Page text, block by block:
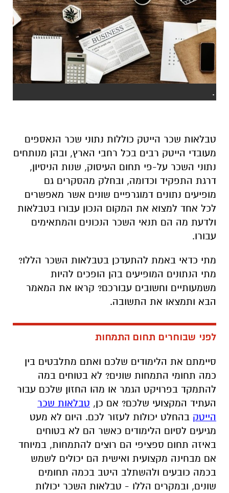
.
טבלאות שכר הייטק כוללות נתוני שכר הנאספים
מעובדי הייטק רבים בכל רחבי הארץ, ובהן מנותחים
נתוני השכר על-פי תחום העיסוק, שנות הניסיון,
דרגת התפקיד וכדומה, ובחלק מהסקרים גם
מופיעים נתונים דמוגרפיים שונים אשר מאפשרים
לכל אחד למצוא את המקום הנכון עבורו בטבלאות
ולדעת מה הם תנאי השכר הנכונים והמתאימים
עבורו.
מתי כדאי באמת להתעדכן בטבלאות השכר הללו?
מתי הנתונים המופיעים בהן הופכים להיות
משמעותיים וחשובים עבורכם? קראו את המאמר
הבא ותמצאו את התשובה.
לפני שבוחרים תחום התמחות
סיימתם את הלימודים שלכם ואתם מתלבטים בין
כמה תחומי התמחות שונים? לא בטוחים במה
להתמקד בפרויקט הגמר או מהו החזון שלכם עבור
העתיד המקצועי שלכם? אם כן, טבלאות שכר
הייטק בהחלט יכולות לעזור לכם. היום לא מעט
מגיעים לסיום הלימודים כאשר הם לא בטוחים
באיזה תחום ספציפי הם רוצים להתמחות, במיוחד
אם מבחינה מקצועית ואישית הם יכולים לשמש
בכמה כובעים ולהשתלב היטב בכמה תחומים
שונים, ובמקרים הללו - טבלאות השכר יכולות